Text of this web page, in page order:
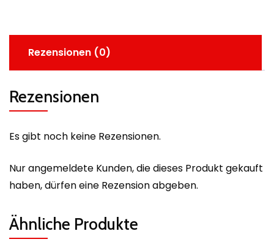
Rezensionen (0)
Rezensionen
Es gibt noch keine Rezensionen.
Nur angemeldete Kunden, die dieses Produkt gekauft
haben, dürfen eine Rezension abgeben.
Ähnliche Produkte